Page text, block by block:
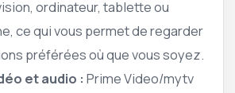
ordinateur, tablette ou
ce qui vous permet de regarder
préférées où que vous soyez.
et audio : Prime Video/mytv